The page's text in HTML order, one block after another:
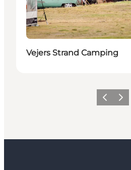
Vejers Strand Camping
ForrigeNæste